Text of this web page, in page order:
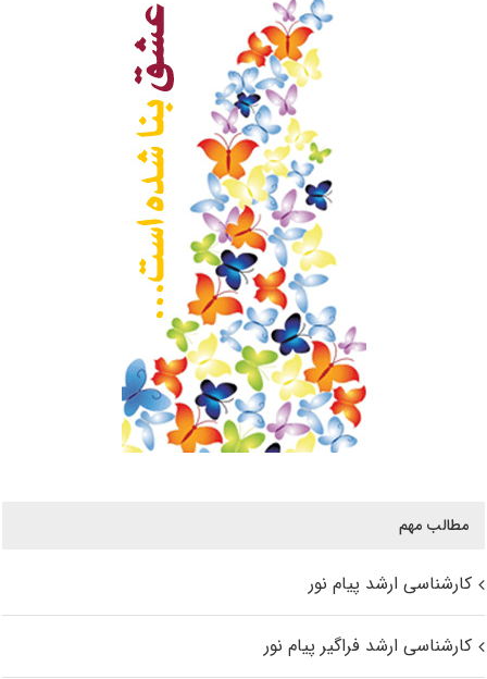
مطالب مهم
کارشناسی ارشد پیام نور
کارشناسی ارشد فراگیر پیام نور